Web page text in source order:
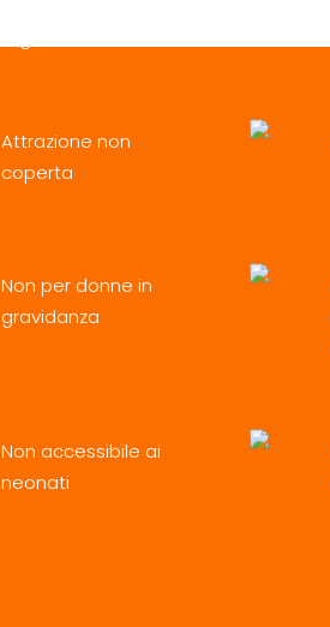
Attrazione non
coperta
Non per donne in
gravidanza
Non accessibile ai
neonati